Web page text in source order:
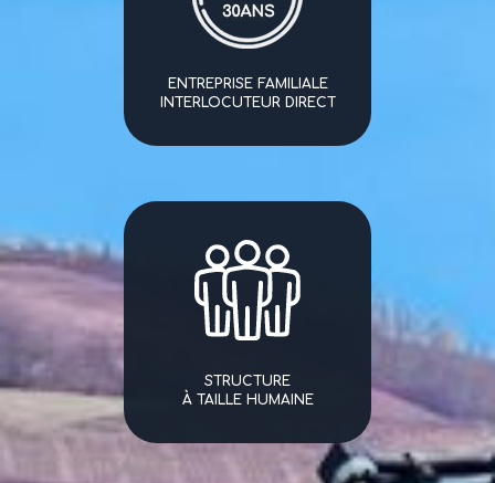
ENTREPRISE FAMILIALE
INTERLOCUTEUR DIRECT
STRUCTURE
À TAILLE HUMAINE